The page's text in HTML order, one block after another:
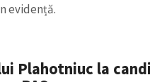
evidență.
Plahotniuc la